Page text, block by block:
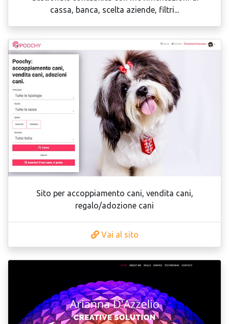
cassa, banca, scelta aziende, filtri...
Sito per accoppiamento cani, vendita cani,
regalo/adozione cani
Vai al sito